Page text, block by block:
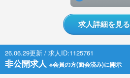
求人詳細を見る
26.06.29更新 / 求人ID:1125761
非公開求人 ※会員の方(面会済み)に開示